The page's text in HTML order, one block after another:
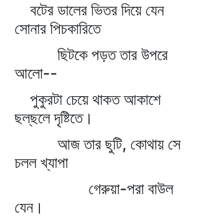
বটের ডালের ভিতর দিয়ে যেন
সোনার পিচকারিতে
ছিটকে পড়ত তার উপরে
আলো--
পুকুরটা চেয়ে থাকত আকাশে
ছল্‌ছলে দৃষ্টিতে।
আজ তার ছুটি, কোথায় সে
চলল খ্যাপা
গেরুয়া-পরা বাউল
যেন।